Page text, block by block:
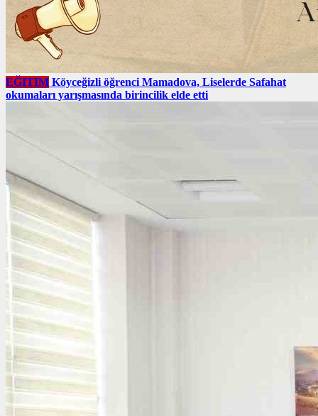
EĞITIM Köyceğizli öğrenci Mamadova, Liselerde Safahat
okumaları yarışmasında birincilik elde etti